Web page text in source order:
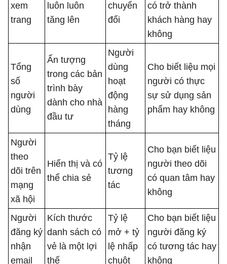
xem
trang
luôn luôn
tăng lên
chuyển
đổi
có trở thành
khách hàng hay
không
Tổng
số
người
dùng
Ấn tượng
trong các bản
trình bày
dành cho nhà
đầu tư
Người
dùng
hoạt
động
hàng
tháng
Cho biết liệu mọi
người có thực
sự sử dụng sản
phẩm hay không
Người
theo
dõi trên
mạng
xã hội
Hiển thị và có
thể chia sẻ
Tỷ lệ
tương
tác
Cho bạn biết liệu
người theo dõi
có quan tâm hay
không
Người
đăng ký
nhận
email
Kích thước
danh sách có
vẻ là một lợi
thế
Tỷ lệ
mở + tỷ
lệ nhấp
chuột
Cho bạn biết liệu
người đăng ký
có tương tác hay
không